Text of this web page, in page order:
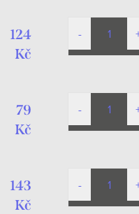
124
Kč
79
Kč
143
Kč